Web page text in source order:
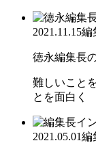
2021.11.15編
徳永編集長
難しいこと
とを面白く
2021.05.01編